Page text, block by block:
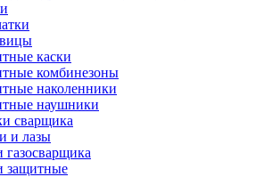
каски
комбинезоны
наколенники
наушники
сварщика
и лазы
газосварщика
защитные